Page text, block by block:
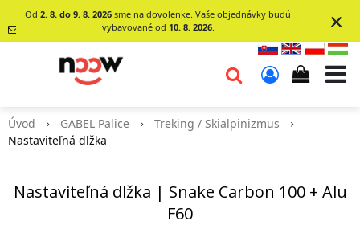
Od2. 8. do 9. 8. 2026 sme na dovolenke. Vaše objednávky budú
vybavované od 10. 8. 2026. ×
0903620260
Úvod GABEL Palice
Treking / Skialpinizmus
Nastaviteľná dlžka
Nastaviteľná dlžka | Snake Carbon 100 + Alu
F60